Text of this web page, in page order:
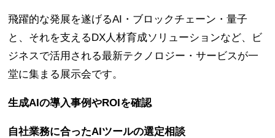
⾶躍的な発展を遂げるAI・ブロックチェーン・量⼦
と、それを⽀えるDX⼈材育成ソリューションなど、ビ
ジネスで活用される最新テクノロジー・サービスが一
堂に集まる展⽰会です。
生成AIの導入事例やROIを確認
自社業務に合ったAIツールの選定相談